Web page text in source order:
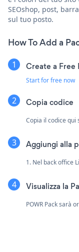
SEOshop, post,
sul tuo posto.
How To Add a
Create a Free
Start for free now
Copia codice
Copia il codice qui
Aggiungi alla
1. Nel back office
Visualizza la
POWR Pack sarà